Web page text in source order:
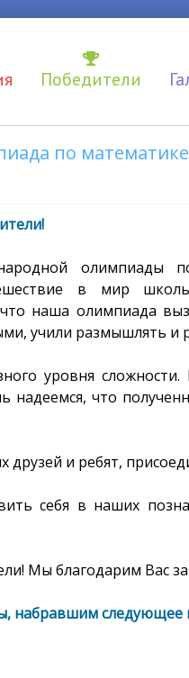
Победители
по математике
олимпиады
в мир
наша олимпиада
учили размышлять и
уровня сложности.
надеемся, что
и ребят,
себя в наших
Мы благодарим Вас за
набравшим следующее